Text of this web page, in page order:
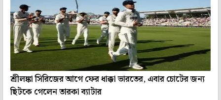
শ্রীলঙ্কা সিরিজের আগে ফের ধাক্কা ভারতের, এবার চোটের জন্য
ছিটকে গেলেন তারকা ব্যাটার